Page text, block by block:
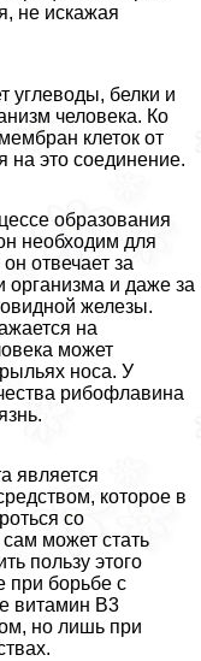
не искажая
углеводы, белки и
человека. Ко
клеток от
на это соединение.
образования
необходим для
отвечает за
организма и даже за
железы.
на
может
носа. У
рибофлавина
является
которое в
со
может стать
пользу этого
при борьбе с
витамин В3
но лишь при